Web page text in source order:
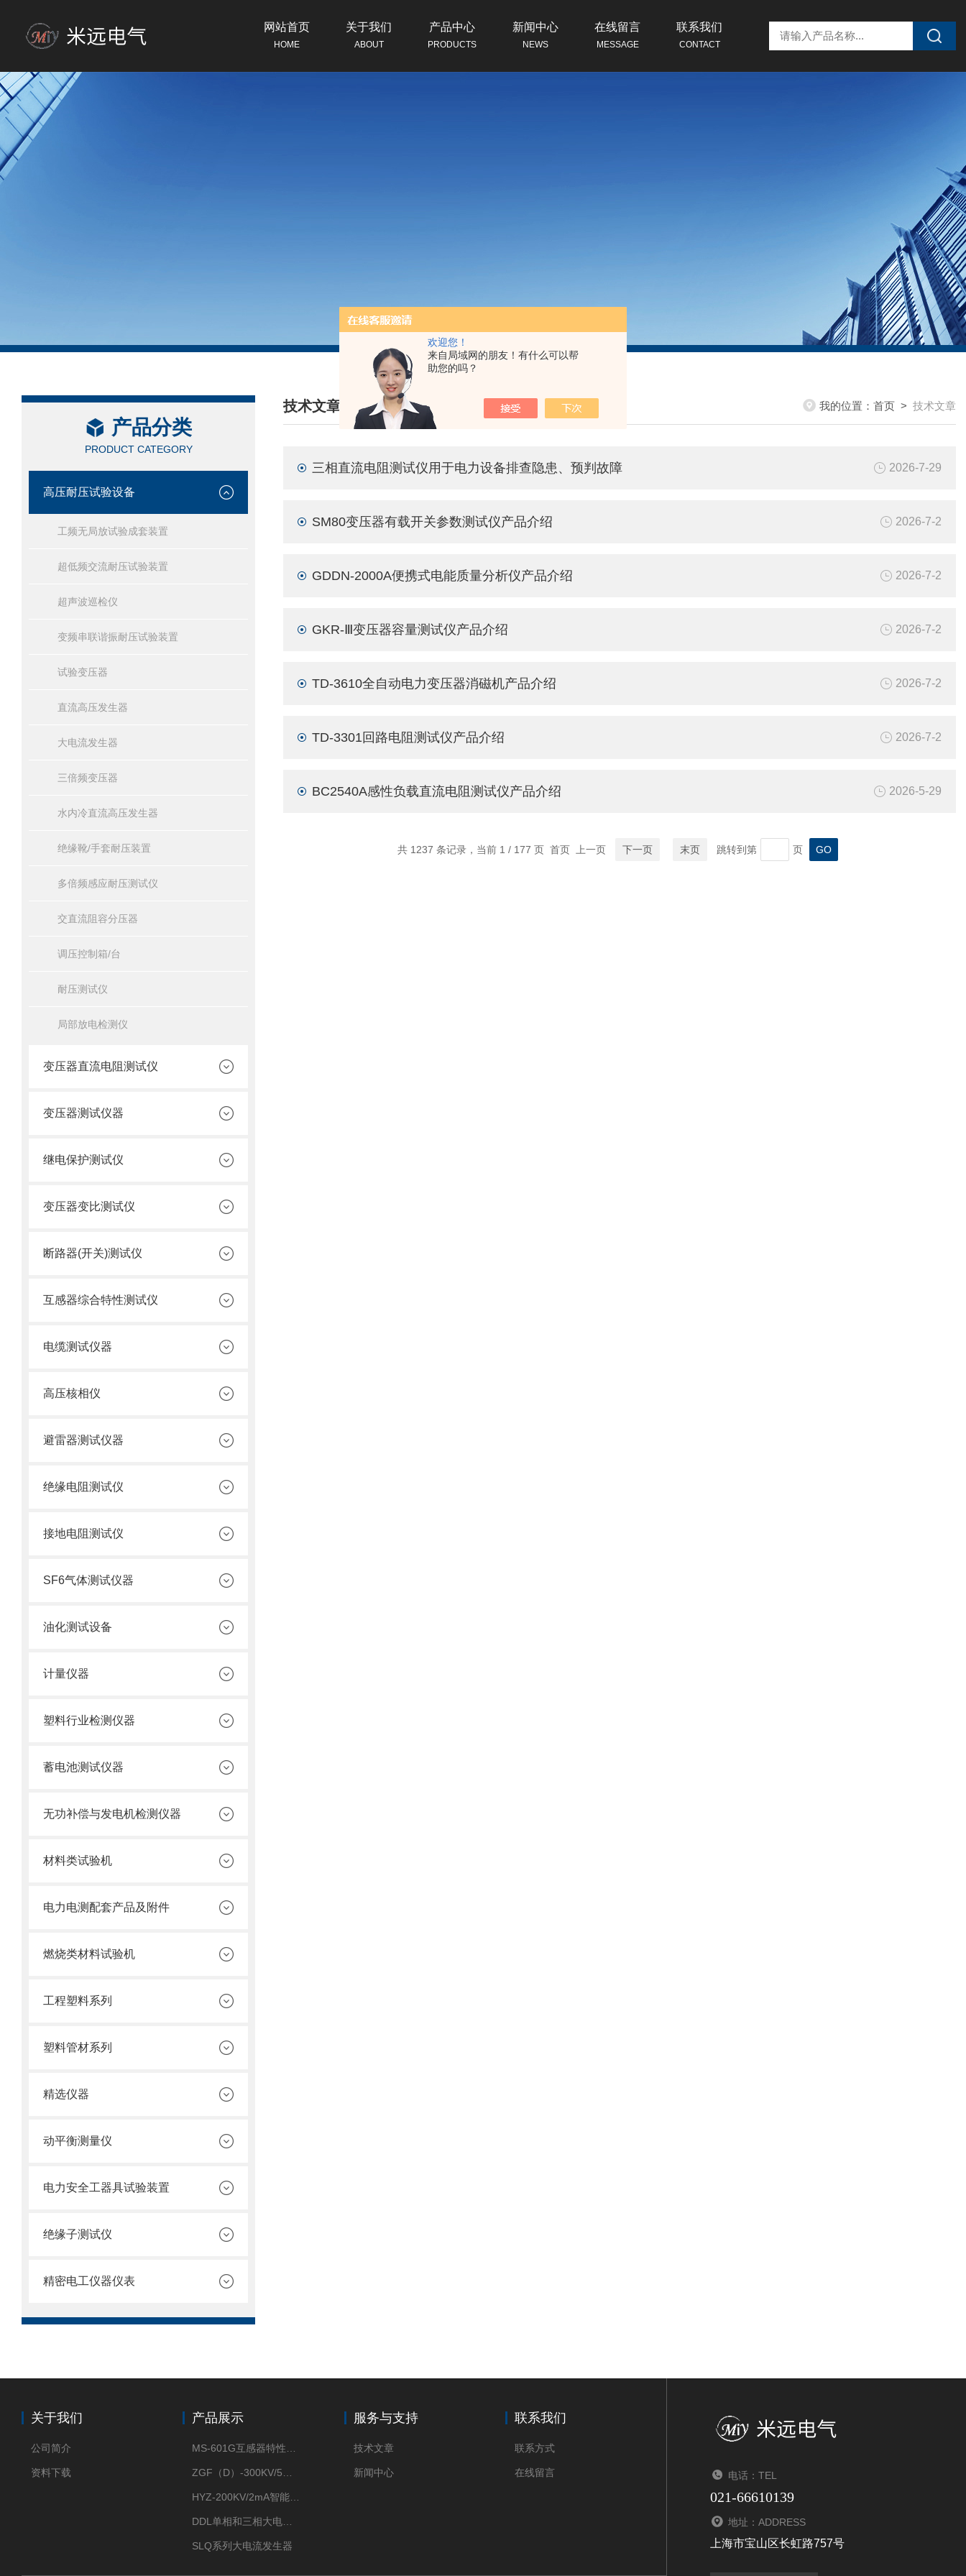
欢迎您！
来自局域网的朋友！有什么可以帮
助您的吗？
网站首页
HOME
关于我们
ABOUT
产品中心
PRODUCTS
新闻中心
NEWS
在线留言
MESSAGE
联系我们
CONTACT
产品分类
PRODUCT CATEGORY
高压耐压试验设备
工频无局放试验成套装置
超低频交流耐压试验装置
超声波巡检仪
变频串联谐振耐压试验装置
试验变压器
直流高压发生器
大电流发生器
三倍频变压器
水内冷直流高压发生器
绝缘靴/手套耐压装置
多倍频感应耐压测试仪
交直流阻容分压器
调压控制箱/台
耐压测试仪
局部放电检测仪
变压器直流电阻测试仪
变压器测试仪器
继电保护测试仪
变压器变比测试仪
断路器(开关)测试仪
互感器综合特性测试仪
电缆测试仪器
高压核相仪
避雷器测试仪器
绝缘电阻测试仪
接地电阻测试仪
SF6气体测试仪器
油化测试设备
计量仪器
塑料行业检测仪器
蓄电池测试仪器
无功补偿与发电机检测仪器
材料类试验机
电力电测配套产品及附件
燃烧类材料试验机
工程塑料系列
塑料管材系列
精选仪器
动平衡测量仪
电力安全工器具试验装置
绝缘子测试仪
精密电工仪器仪表
技术文章
/ TECHNICAL ARTICLES
我的位置： 首页 > 技术文章
三相直流电阻测试仪用于电力设备排查隐患、预判故障 2026-7-29
SM80变压器有载开关参数测试仪产品介绍 2026-7-2
GDDN-2000A便携式电能质量分析仪产品介绍 2026-7-2
GKR-Ⅲ变压器容量测试仪产品介绍 2026-7-2
TD-3610全自动电力变压器消磁机产品介绍 2026-7-2
TD-3301回路电阻测试仪产品介绍 2026-7-2
BC2540A感性负载直流电阻测试仪产品介绍 2026-5-29
共 1237 条记录，当前 1 / 177 页 首页 上一页 下一页 末页 跳转到第 页
关于我们
公司简介
资料下载
产品展示
SLQ系列大电流发生器
服务与支持
技术文章
新闻中心
联系我们
联系方式
在线留言 电话：TEL
021-66610139
地址：ADDRESS
上海市宝山区长虹路757号